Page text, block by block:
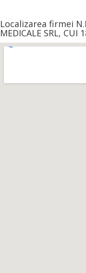
Localizarea firmei
MEDICALE SRL, CUI